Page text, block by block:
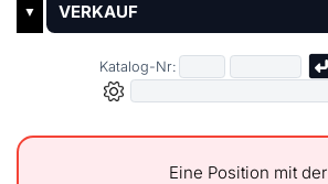
▼ VERKAUF
Katalog-Nr:
Eine Position mit der